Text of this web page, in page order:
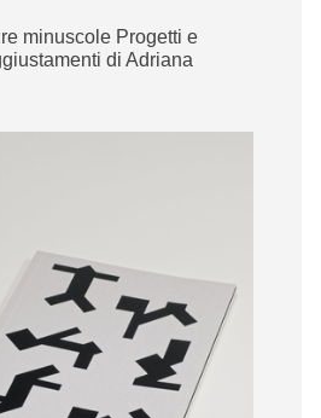
minuscole Progetti e
di Adriana